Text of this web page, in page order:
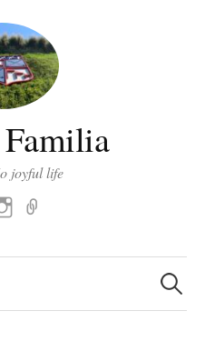
joyful life
Instagram
検
索: